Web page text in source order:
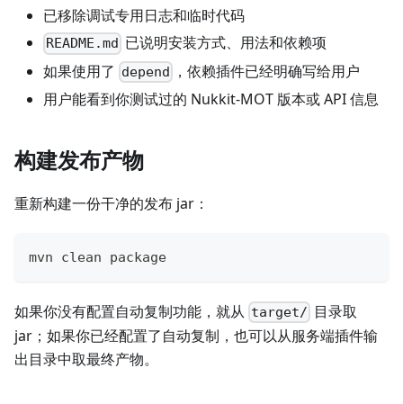
已移除调试专用日志和临时代码
README.md 已说明安装方式、用法和依赖项
如果使用了 depend
，依赖插件已经明确写给用户
用户能看到你测试过的 Nukkit-MOT 版本或 API 信息
构建发布产物
重新构建一份干净的发布 jar：
mvn clean package
如果你没有配置自动复制功能，就从 target/ 目录取
jar；如果你已经配置了自动复制，也可以从服务端插件输
出目录中取最终产物。